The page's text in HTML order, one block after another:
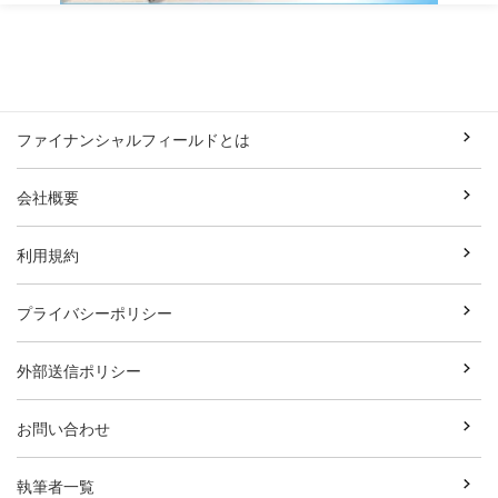
ファイナンシャルフィールドとは
会社概要
利用規約
プライバシーポリシー
外部送信ポリシー
お問い合わせ
執筆者一覧